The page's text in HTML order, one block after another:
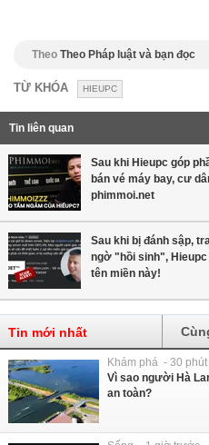
Theo Theo Pháp luật và bạn đọc
TỪ KHÓA HIEUPC
Tin liên quan
Sau khi Hieupc góp
bán vé máy bay, cư
phimmoi.net
Sau khi bị đánh sập,
ngờ "hồi sinh",
tên miền này!
Tin mới nhất
Khám phá - 30
Vì sao người Hà
an toàn?